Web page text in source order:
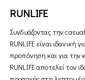
RUNLIFE
Συνδυάζοντας την
RUNLIFE είναι ιδανική
προπόνηση και για την
RUNLIFE αποτελεί τον